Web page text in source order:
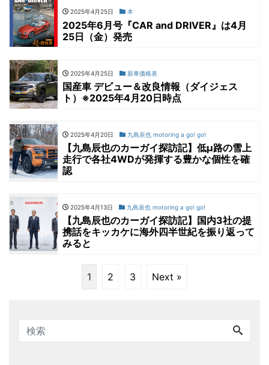
2025年4月25日 本
2025年6月号『CAR and DRIVER』は4月
25日（金）発売
2025年4月25日 新車価格表
国産車 デビュー＆改良情報（ダイジェス
ト）※2025年4月20日時点
2025年4月20日 九島辰也 motoring a go! go!
【九島辰也のカーガイ探訪記】低μ路の雪上
走行で各社4WDが発揮する豊かな個性を確
認
2025年4月13日 九島辰也 motoring a go! go!
【九島辰也のカーガイ探訪記】国内3社の提
携話をキッカケに海外四半世紀を振り返って
みると
1 2 3 Next »